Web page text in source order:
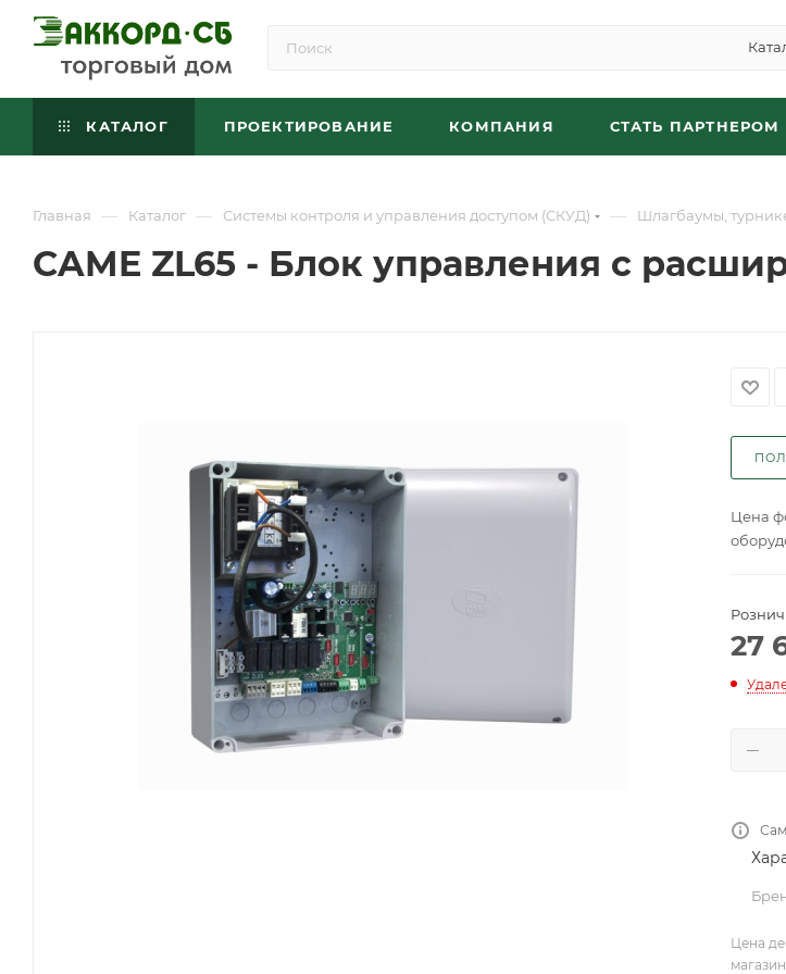
КАТАЛОГ ПРОЕКТИРОВАНИЕ КОМПАНИЯ СТАТЬ ПАРТНЕРОМ
Главная — Каталог — Системы контроля и управления доступом (СКУД) — Шлагбаумы,
CAME ZL65 - Блок управления с
Цена
27
Цена